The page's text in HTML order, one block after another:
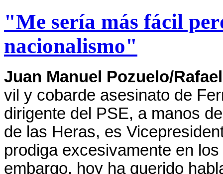
"Me sería más fácil
nacionalismo"
Juan Manuel Pozuelo/
vil y cobarde asesinato de
dirigente del PSE, a manos
de las Heras, es
prodiga excesivamente en
embargo, hoy ha querido